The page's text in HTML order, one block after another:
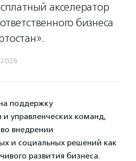
акселератор
бизнеса
поддержку
управленческих команд,
внедрении
и социальных решений как
развития бизнеса.